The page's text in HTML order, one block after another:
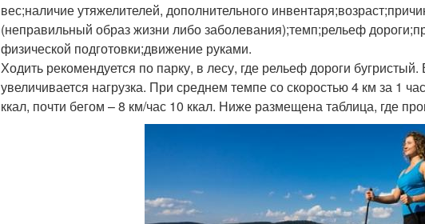
вес;наличие утяжелителей, дополнительного
(неправильный образ жизни либо заболевания);темп;рельеф
физической подготовки;движение руками.
Ходить рекомендуется по парку, в лесу, где рельеф дороги
увеличивается нагрузка. При среднем темпе со скоростью 4 км за 1
ккал, почти бегом – 8 км/час 10 ккал. Ниже размещена таблица, где